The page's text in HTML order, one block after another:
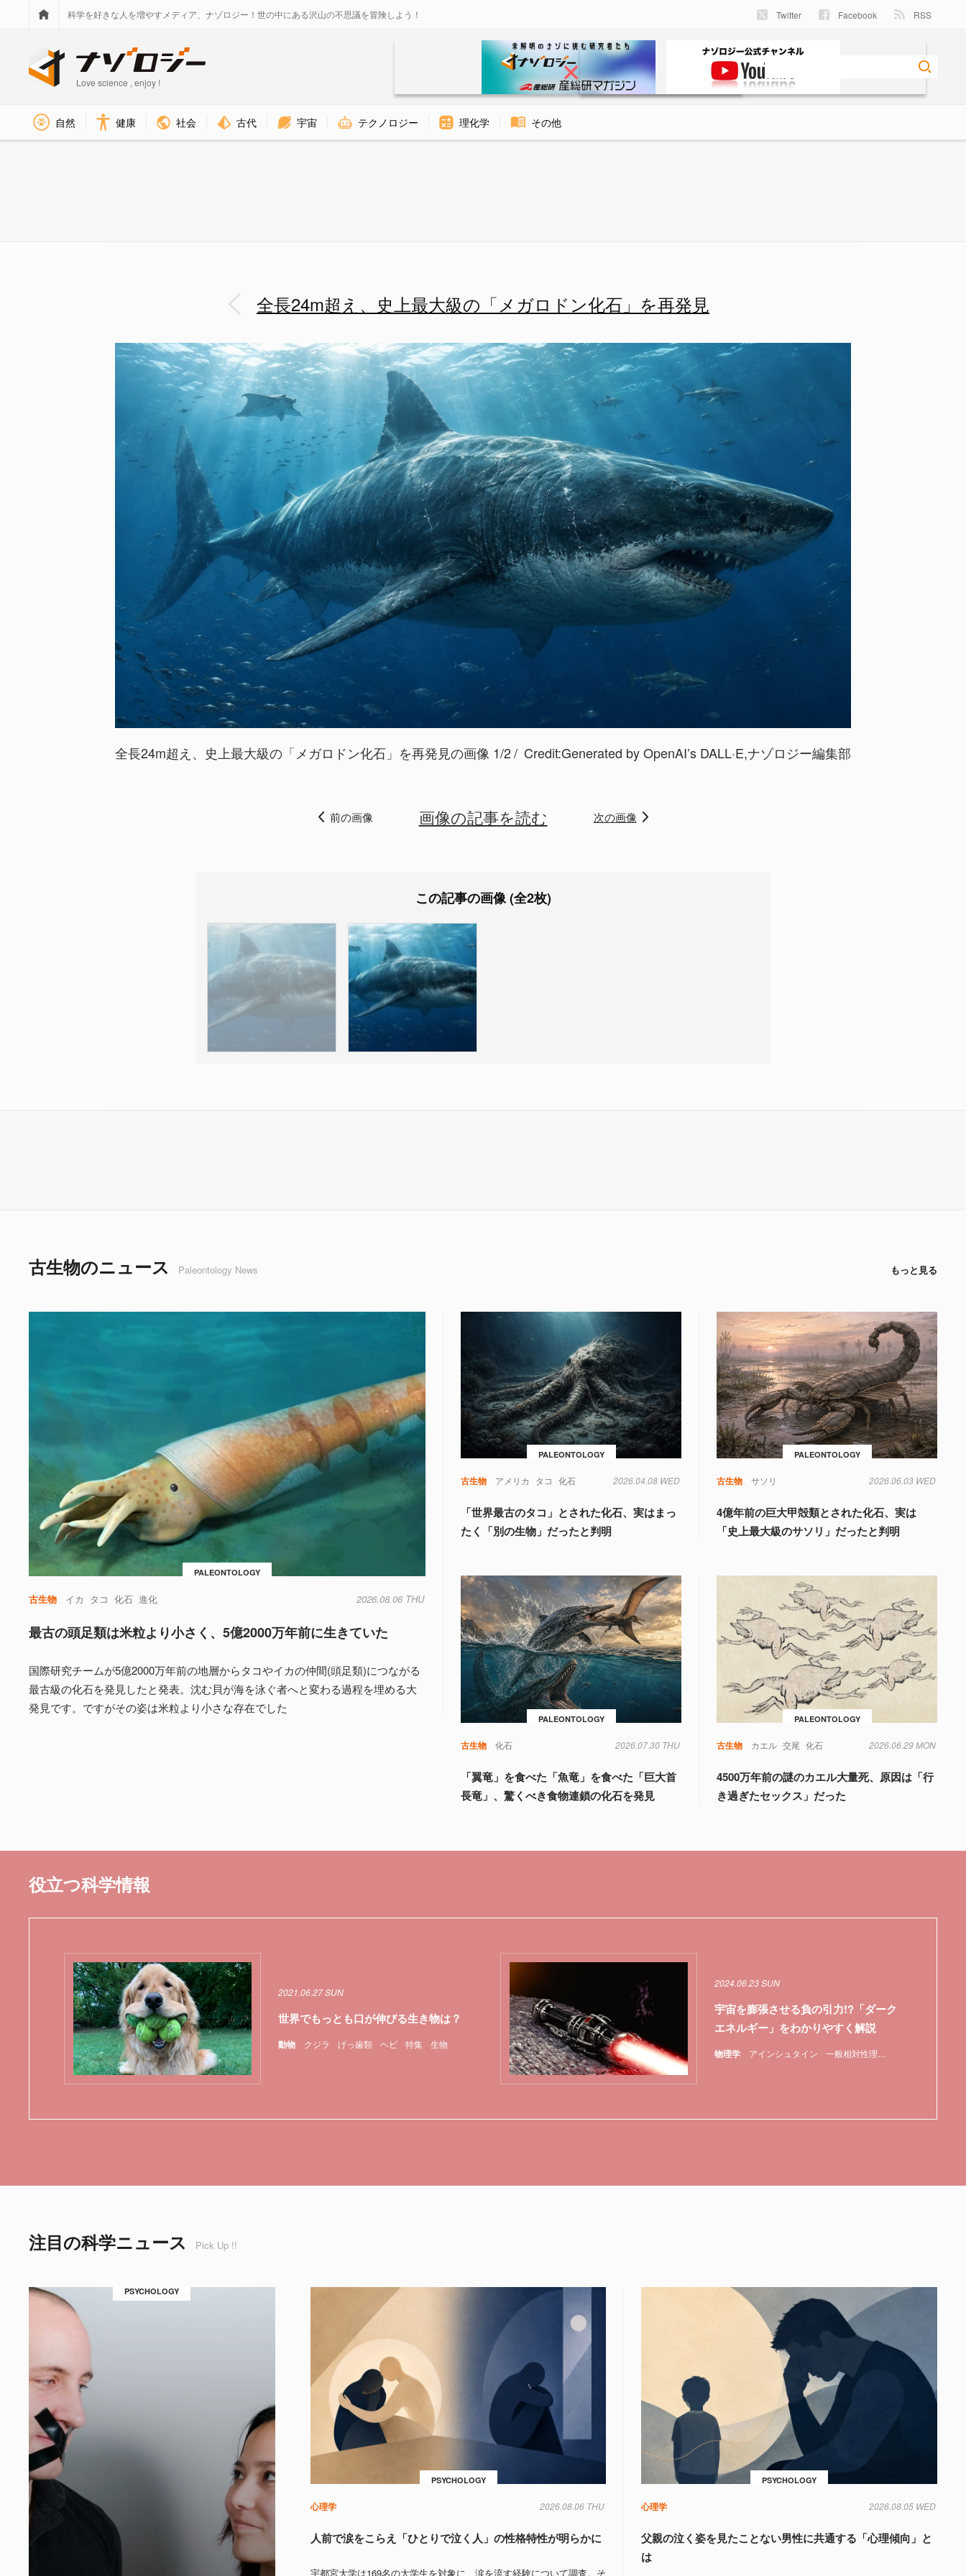
科学を好きな人を増やすメディア、ナゾロジー！世の中にある沢山の不思議を冒険しよう！ Twitter Facebook RSS
Love science , enjoy !
自然 健康 社会 古代 宇宙 テクノロジー 理化学 その他
全長24m超え、史上最大級の「メガロドン化石」を再発見
全長24m超え、史上最大級の「メガロドン化石」を再発見の画像 1/2 Credit:Generated by OpenAI’s DALL·E,ナゾロジー編集部
前の画像 画像の記事を読む 次の画像
この記事の画像 (全2枚)
古生物のニュース Paleontology News もっと見る
PALEONTOLOGY
古生物 イカ タコ 化石 進化 2026.08.06 THU
最古の頭足類は米粒より小さく、5億2000万年前に生きていた
国際研究チームが5億2000万年前の地層からタコやイカの仲間(頭足類)につながる
最古級の化石を発見したと発表。沈む貝が海を泳ぐ者へと変わる過程を埋める大
発見です。ですがその姿は米粒より小さな存在でした
PALEONTOLOGY
古生物 アメリカ タコ 化石 2026.04.08 WED
「世界最古のタコ」とされた化石、実はまっ
たく「別の生物」だったと判明
PALEONTOLOGY
古生物 サソリ 2026.06.03 WED
4億年前の巨大甲殻類とされた化石、実は
「史上最大級のサソリ」だったと判明
PALEONTOLOGY
古生物 化石 2026.07.30 THU
「翼竜」を食べた「魚竜」を食べた「巨大首
長竜」、驚くべき食物連鎖の化石を発見
PALEONTOLOGY
古生物 カエル 交尾 化石 2026.06.29 MON
4500万年前の謎のカエル大量死、原因は「行
き過ぎたセックス」だった
役立つ科学情報
動物 クジラ げっ歯類 ヘビ 特集 生物
2021.06.27 SUN
世界でもっとも口が伸びる生き物は？
物理学 アインシュタイン 一般相対性理論
2024.06.23 SUN
宇宙を膨張させる負の引力!?「ダーク
エネルギー」をわかりやすく解説
注目の科学ニュース Pick Up !!
PSYCHOLOGY
PSYCHOLOGY
心理学 2026.08.06 THU
人前で涙をこらえ「ひとりで泣く人」の性格特性が明らかに
宇都宮大学は169名の大学生を対象に、涙を流す経験について調査。そ
PSYCHOLOGY
心理学 2026.08.05 WED
父親の泣く姿を見たことない男性に共通する「心理傾向」と
は